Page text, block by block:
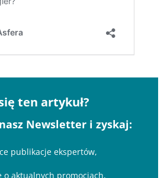
ten artykuł?
Newsletter i zyskaj:
publikacje ekspertów,
o aktualnych promocjach,